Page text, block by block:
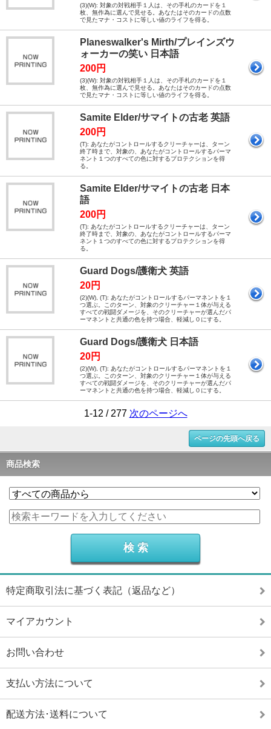
(3)(W): 対象の対戦相手１人は、その手札のカードを１
枚、無作為に選んで見せる。あなたはそのカードの点数
で見たマナ・コストに等しい値のライフを得る。
Planeswalker's Mirth/プレインズウ
ォーカーの笑い 日本語
200円
(3)(W): 対象の対戦相手１人は、その手札のカードを１
枚、無作為に選んで見せる。あなたはそのカードの点数
で見たマナ・コストに等しい値のライフを得る。
Samite Elder/サマイトの古老 英語
200円
(T): あなたがコントロールするクリーチャーは、ターン
終了時まで、対象の、あなたがコントロールするパーマ
ネント１つのすべての色に対するプロテクションを得
る。
Samite Elder/サマイトの古老 日本
語
200円
(T): あなたがコントロールするクリーチャーは、ターン
終了時まで、対象の、あなたがコントロールするパーマ
ネント１つのすべての色に対するプロテクションを得
る。
Guard Dogs/護衛犬 英語
20円
(2)(W), (T): あなたがコントロールするパーマネントを１
つ選ぶ。このターン、対象のクリーチャー１体が与える
すべての戦闘ダメージを、そのクリーチャーが選んだパ
ーマネントと共通の色を持つ場合、軽減し０にする。
Guard Dogs/護衛犬 日本語
20円
(2)(W), (T): あなたがコントロールするパーマネントを１
つ選ぶ。このターン、対象のクリーチャー１体が与える
すべての戦闘ダメージを、そのクリーチャーが選んだパ
ーマネントと共通の色を持つ場合、軽減し０にする。
1-12 / 277 次のページへ
ページの先頭へ戻る
商品検索
特定商取引法に基づく表記（返品など）
マイアカウント
お問い合わせ
支払い方法について
配送方法･送料について